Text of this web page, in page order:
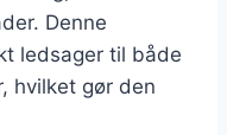
Denne
ledsager til både
hvilket gør den